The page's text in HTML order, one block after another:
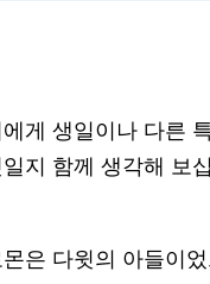
에게 생일이나 다른
일지 함께 생각해 보
몬은 다윗의 아들이